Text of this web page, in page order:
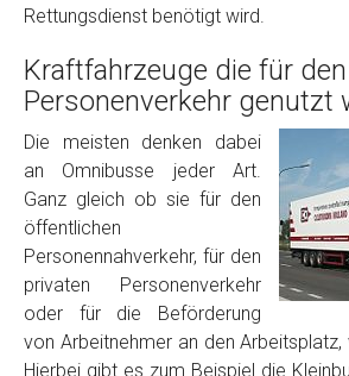
Rettungsdienst benötigt wird.
Kraftfahrzeuge die für den
Personenverkehr genutzt
Die meisten denken dabei
an Omnibusse jeder Art.
Ganz gleich ob sie für den
öffentlichen
Personennahverkehr, für den
privaten Personenverkehr
oder für die Beförderung
von Arbeitnehmer an den
Hierbei gibt es zum Beispiel die